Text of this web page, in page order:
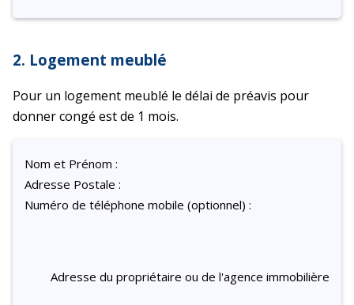
2. Logement meublé
Pour un logement meublé le délai de préavis pour
donner congé est de 1 mois.
Nom et Prénom :
Adresse Postale :
Numéro de téléphone mobile (optionnel) :
Adresse du propriétaire ou de l'agence immobilière